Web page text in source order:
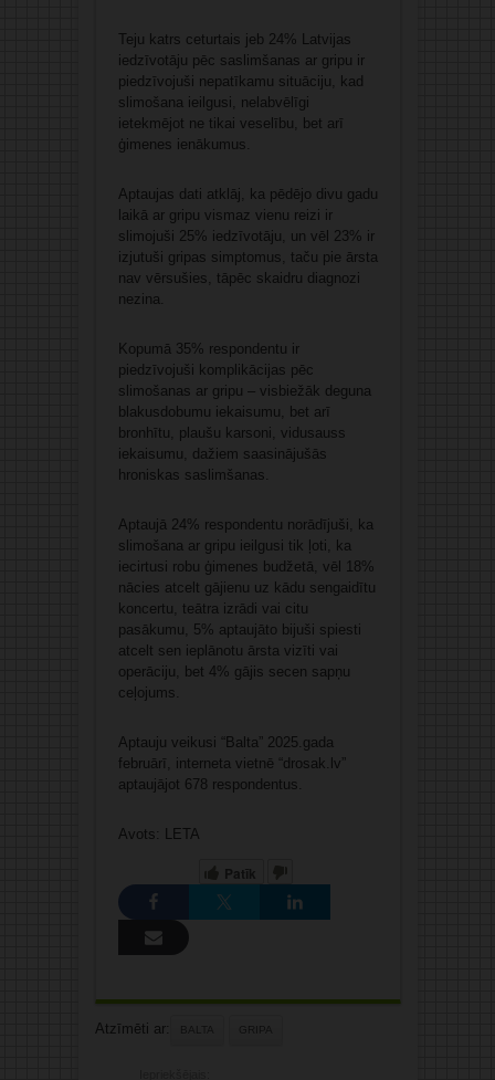
Teju katrs ceturtais jeb 24% Latvijas
iedzīvotāju pēc saslimšanas ar gripu ir
piedzīvojuši nepatīkamu situāciju, kad
slimošana ieilgusi, nelabvēlīgi
ietekmējot ne tikai veselību, bet arī
ģimenes ienākumus.
Aptaujas dati atklāj, ka pēdējo divu gadu
laikā ar gripu vismaz vienu reizi ir
slimojuši 25% iedzīvotāju, un vēl 23% ir
izjutuši gripas simptomus, taču pie ārsta
nav vērsušies, tāpēc skaidru diagnozi
nezina.
Kopumā 35% respondentu ir
piedzīvojuši komplikācijas pēc
slimošanas ar gripu – visbiežāk deguna
blakusdobumu iekaisumu, bet arī
bronhītu, plaušu karsoni, vidusauss
iekaisumu, dažiem saasinājušās
hroniskas saslimšanas.
Aptaujā 24% respondentu norādījuši, ka
slimošana ar gripu ieilgusi tik ļoti, ka
iecirtusi robu ģimenes budžetā, vēl 18%
nācies atcelt gājienu uz kādu sengaidītu
koncertu, teātra izrādi vai citu
pasākumu, 5% aptaujāto bijuši spiesti
atcelt sen ieplānotu ārsta vizīti vai
operāciju, bet 4% gājis secen sapņu
ceļojums.
Aptauju veikusi “Balta” 2025.gada
februārī, interneta vietnē “drosak.lv”
aptaujājot 678 respondentus.
Avots: LETA
Patīk
Atzīmēti ar: BALTA GRIPA